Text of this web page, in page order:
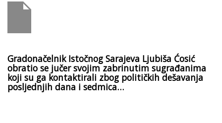
Gradonačelnik Istočnog Sarajeva Ljubiša Ćosić
obratio se jučer svojim zabrinutim sugrađanima
koji su ga kontaktirali zbog političkih dešavanja
posljednjih dana i sedmica…